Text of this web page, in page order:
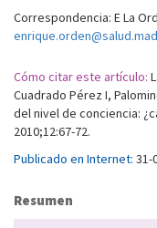
Correspondencia: E La
Cómo citar este artículo:
Cuadrado Pérez I,
del nivel de conciencia:
2010;12:67-72.
Publicado en Internet: 31-
Resumen